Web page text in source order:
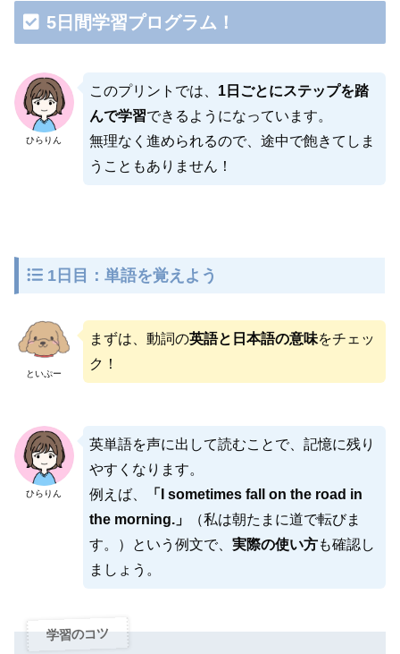
5日間学習プログラム！
ひらりん
このプリントでは、 1日ごとにステップを踏
んで学習できるようになっています。
無理なく進められるので、途中で飽きてしま
うこともありません！
1日目：単語を覚えよう
といぷー
まずは、動詞の英語と日本語の意味をチェッ
ク！
ひらりん
英単語を声に出して読むことで、記憶に残り
やすくなります。
例えば、
「
I sometimes fall on the road in
the morning.」
（私は朝たまに道で転びま
す。）という例文で、 実際の使い方も確認し
ましょう。
学習のコツ